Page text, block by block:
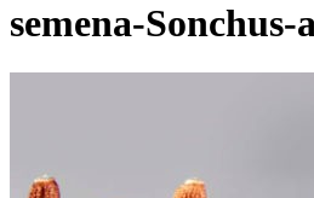
semena-Sonchus-